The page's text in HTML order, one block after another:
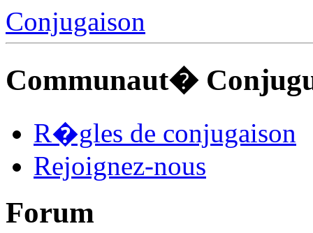
Conjugaison
Communaut�
R�gles de conjugaison
Rejoignez-nous
Forum